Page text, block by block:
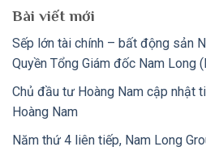
Bài viết mới
Sếp lớn tài chính – bất động sản
Quyền Tổng Giám đốc Nam Long
Chủ đầu tư Hoàng Nam cập nhật
Hoàng Nam
Năm thứ 4 liên tiếp, Nam Long